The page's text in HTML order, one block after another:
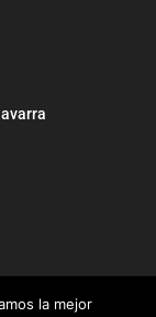
la mejor